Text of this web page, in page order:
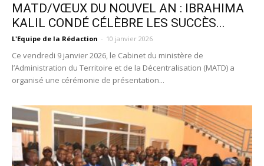
MATD/VŒUX DU NOUVEL AN : IBRAHIMA
KALIL CONDÉ CÉLÈBRE LES SUCCÈS...
L'Equipe de la Rédaction - 10 janvier 2026
Ce vendredi 9 janvier 2026, le Cabinet du ministère de
l’Administration du Territoire et de la Décentralisation (MATD) a
organisé une cérémonie de présentation...